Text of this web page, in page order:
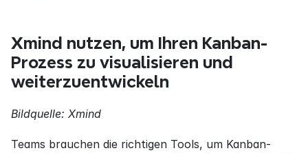
Xmind nutzen, um Ihren Kanban-
Prozess zu visualisieren und
weiterzuentwickeln
Bildquelle: Xmind
Teams brauchen die richtigen Tools, um Kanban-